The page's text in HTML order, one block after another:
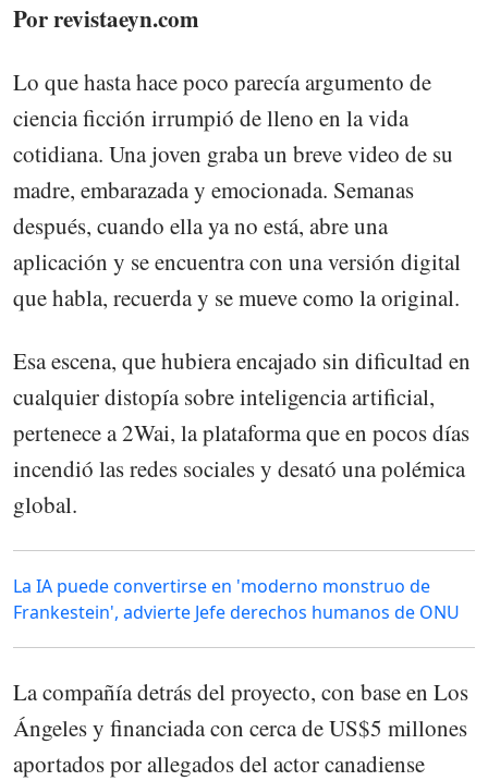
Por revistaeyn.com
Lo que hasta hace poco parecía argumento de
ciencia ficción irrumpió de lleno en la vida
cotidiana. Una joven graba un breve video de su
madre, embarazada y emocionada. Semanas
después, cuando ella ya no está, abre una
aplicación y se encuentra con una versión digital
que habla, recuerda y se mueve como la original.
Esa escena, que hubiera encajado sin dificultad en
cualquier distopía sobre inteligencia artificial,
pertenece a 2Wai, la plataforma que en pocos días
incendió las redes sociales y desató una polémica
global.
La IA puede convertirse en 'moderno monstruo de
Frankestein', advierte Jefe derechos humanos de ONU
La compañía detrás del proyecto, con base en Los
Ángeles y financiada con cerca de US$5 millones
aportados por allegados del actor canadiense